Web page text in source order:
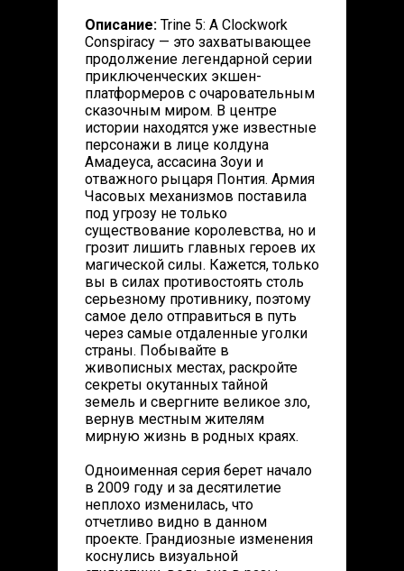
Описание: Trine 5: A Clockwork
Conspiracy — это захватывающее
продолжение легендарной серии
приключенческих экшен-
платформеров с очаровательным
сказочным миром. В центре
истории находятся уже известные
персонажи в лице колдуна
Амадеуса, ассасина Зоуи и
отважного рыцаря Понтия. Армия
Часовых механизмов поставила
под угрозу не только
существование королевства, но и
грозит лишить главных героев их
магической силы. Кажется, только
вы в силах противостоять столь
серьезному противнику, поэтому
самое дело отправиться в путь
через самые отдаленные уголки
страны. Побывайте в
живописных местах, раскройте
секреты окутанных тайной
земель и свергните великое зло,
вернув местным жителям
мирную жизнь в родных краях.
Одноименная серия берет начало
в 2009 году и за десятилетие
неплохо изменилась, что
отчетливо видно в данном
проекте. Грандиозные изменения
коснулись визуальной